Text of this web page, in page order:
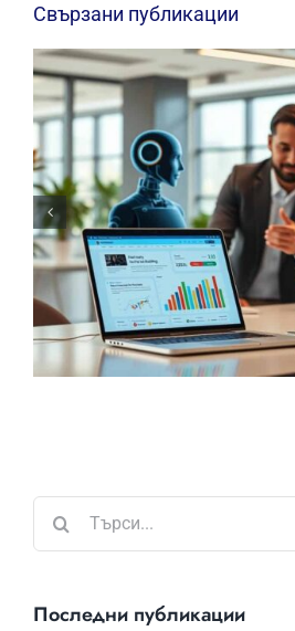
Свързани публикации
Търсене
...
Последни публикации